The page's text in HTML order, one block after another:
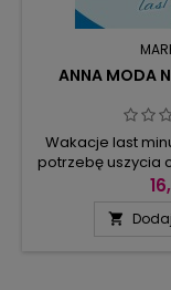
ANNA MODA
Wakacje last
potrzebę uszycia
ostatni
z odkrytymi
